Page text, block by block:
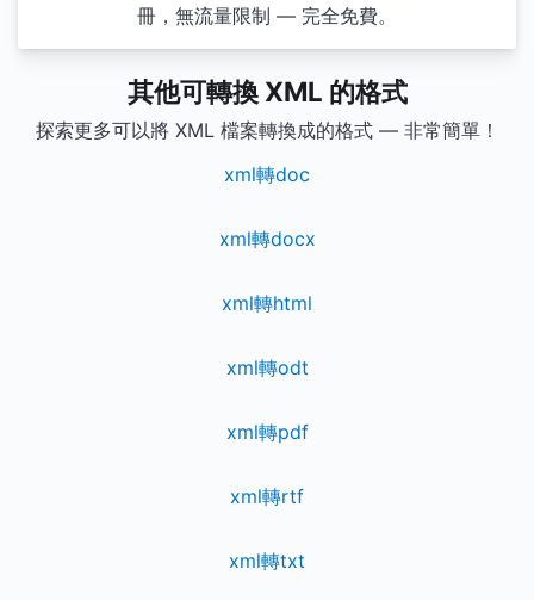
冊，無流量限制 — 完全免費。
其他可轉換 XML 的格式
探索更多可以將 XML 檔案轉換成的格式 — 非常簡單！
xml轉doc
xml轉docx
xml轉html
xml轉odt
xml轉pdf
xml轉rtf
xml轉txt